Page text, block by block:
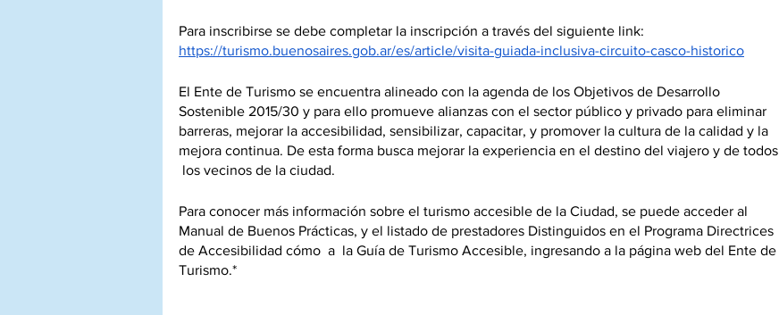
Para inscribirse se debe completar la inscripción a través del siguiente link:
https://turismo.buenosaires.gob.ar/es/article/visita-guiada-inclusiva-circuito-casco-historico
El Ente de Turismo se encuentra alineado con la agenda de los Objetivos de Desarrollo
Sostenible 2015/30 y para ello promueve alianzas con el sector público y privado para eliminar
barreras, mejorar la accesibilidad, sensibilizar, capacitar, y promover la cultura de la calidad y la
mejora continua. De esta forma busca mejorar la experiencia en el destino del viajero y de todos
los vecinos de la ciudad.
Para conocer más información sobre el turismo accesible de la Ciudad, se puede acceder al
Manual de Buenos Prácticas, y el listado de prestadores Distinguidos en el Programa Directrices
de Accesibilidad cómo  a  la Guía de Turismo Accesible, ingresando a la página web del Ente de
Turismo.*